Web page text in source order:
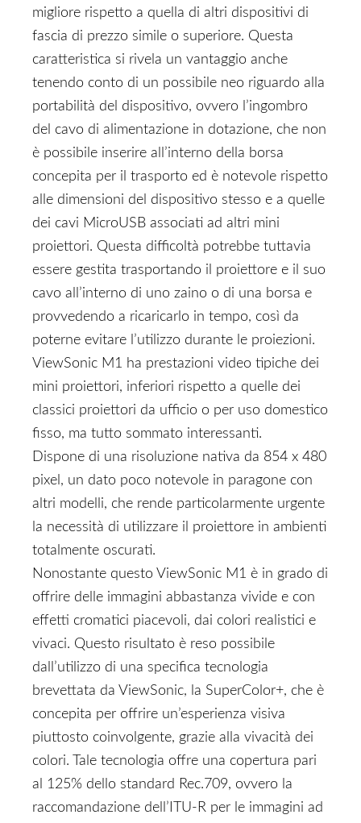
migliore rispetto a quella di altri dispositivi di
fascia di prezzo simile o superiore. Questa
caratteristica si rivela un vantaggio anche
tenendo conto di un possibile neo riguardo alla
portabilità del dispositivo, ovvero l’ingombro
del cavo di alimentazione in dotazione, che non
è possibile inserire all’interno della borsa
concepita per il trasporto ed è notevole rispetto
alle dimensioni del dispositivo stesso e a quelle
dei cavi MicroUSB associati ad altri mini
proiettori. Questa difficoltà potrebbe tuttavia
essere gestita trasportando il proiettore e il suo
cavo all’interno di uno zaino o di una borsa e
provvedendo a ricaricarlo in tempo, così da
poterne evitare l’utilizzo durante le proiezioni.
ViewSonic M1 ha prestazioni video tipiche dei
mini proiettori, inferiori rispetto a quelle dei
classici proiettori da ufficio o per uso domestico
fisso, ma tutto sommato interessanti.
Dispone di una risoluzione nativa da 854 x 480
pixel, un dato poco notevole in paragone con
altri modelli, che rende particolarmente urgente
la necessità di utilizzare il proiettore in ambienti
totalmente oscurati.
Nonostante questo ViewSonic M1 è in grado di
offrire delle immagini abbastanza vivide e con
effetti cromatici piacevoli, dai colori realistici e
vivaci. Questo risultato è reso possibile
dall’utilizzo di una specifica tecnologia
brevettata da ViewSonic, la SuperColor+, che è
concepita per offrire un’esperienza visiva
piuttosto coinvolgente, grazie alla vivacità dei
colori. Tale tecnologia offre una copertura pari
al 125% dello standard Rec.709, ovvero la
raccomandazione dell’ITU-R per le immagini ad